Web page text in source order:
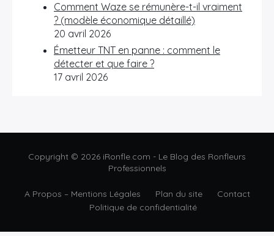
Comment Waze se rémunère-t-il vraiment
? (modèle économique détaillé)
20 avril 2026
Émetteur TNT en panne : comment le
détecter et que faire ?
17 avril 2026
Copyright © 2026 iRonfle.com - Le Blog des Ronfleurs
Professionnels
A Propos – Mentions Légales Plan du site
Contact
Politique de confidentialité